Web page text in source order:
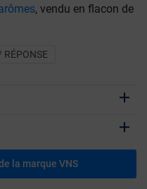
, vendu en flacon de
RÉPONSE
la marque VNS